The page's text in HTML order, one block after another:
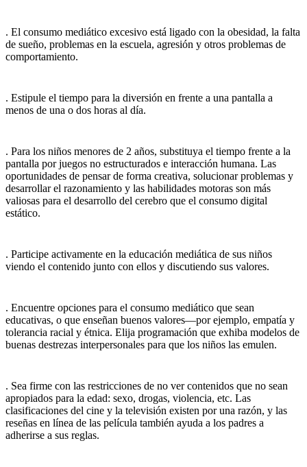
. El consumo mediático excesivo está ligado con la obesidad, la falta
de sueño, problemas en la escuela, agresión y otros problemas de
comportamiento.
. Estipule el tiempo para la diversión en frente a una pantalla a
menos de una o dos horas al día.
. Para los niños menores de 2 años, substituya el tiempo frente a la
pantalla por juegos no estructurados e interacción humana. Las
oportunidades de pensar de forma creativa, solucionar problemas y
desarrollar el razonamiento y las habilidades motoras son más
valiosas para el desarrollo del cerebro que el consumo digital
estático.
. Participe activamente en la educación mediática de sus niños
viendo el contenido​ junto con ellos y discutiendo sus valores.
. Encuentre opciones para el consumo mediático que sean
educativas, o que enseñan buenos valores—por ejemplo, empatía y
tolerancia racial y étnica. Elija programación que exhiba modelos de
buenas destrezas interpersonales para que los niños las emulen.
. Sea firme con las restricciones de no ver contenidos que no sean
apropiados para la edad: sexo, drogas, violencia, etc. Las
clasificaciones del cine y la televisión existen por una razón, y las
reseñas en línea de las película también ayuda a los padres a
adherirse a sus reglas.